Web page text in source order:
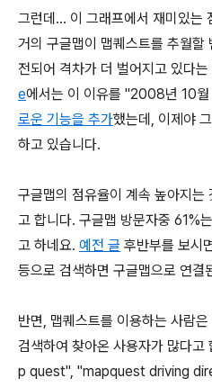
그런데... 이 그래프에서 재미있는
거의 구글맵이 맵퀘스트를 추월할
전되어 격차가 더 벌어지고 있다는
e에서는 이 이유를 "2008년 10
로운 기능을 추가했는데, 이제야
하고 있습니다.
구글맵의 점유율이 계속 높아지는
고 합니다. 구글맵 방문자중 61%
고 하네요. 예전 글 후반부를 보시
등으로 검색하면 구글맵으로 연결
반면, 맵퀘스트를 이용하는 사람
검색하여 찾아온 사용자가 많다
p quest", "mapquest driving